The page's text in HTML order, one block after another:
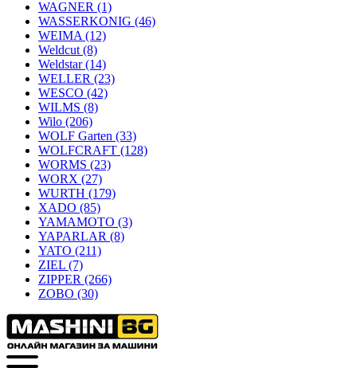
WAGNER (1)
WASSERKONIG (46)
WEIMA (12)
Weldcut (8)
Weldstar(14)
WELLER (23)
WESCO (42)
WILMS (8)
Wilo (206)
WOLF Garten (33)
WOLFCRAFT (128)
WORMS (23)
WORX (27)
WURTH (179)
XADO (85)
YAMAMOTO (3)
YAPARLAR (8)
YATO (211)
ZIEL (7)
ZIPPER (266)
ZOBO (30)